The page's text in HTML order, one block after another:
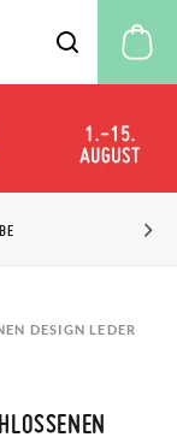
DESIGN LEDER